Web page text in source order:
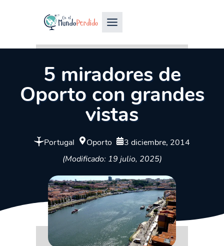
5 miradores de
Oporto con grandes
vistas
Portugal Oporto
3 diciembre, 2014
(Modificado: 19 julio, 2025)